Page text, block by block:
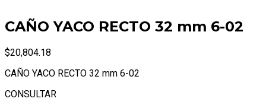
CAÑO YACO RECTO 32 mm 6-02
$20,804.18
CAÑO YACO RECTO 32 mm 6-02
CONSULTAR